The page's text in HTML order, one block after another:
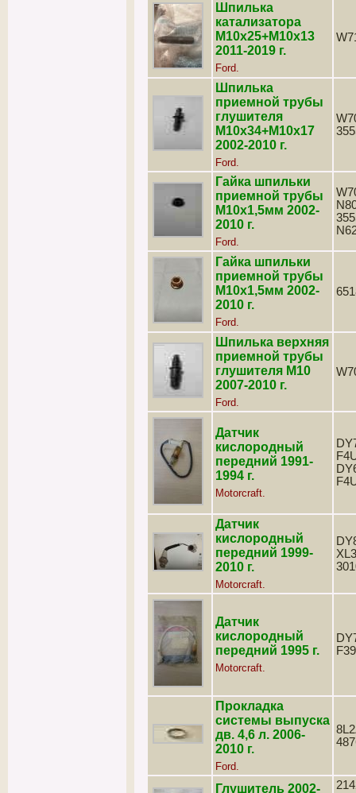
Шпилька
катализатора
М10х25+М10х13
2011-2019 г.
Ford.
Шпилька
приемной трубы
глушителя
М10х34+М10х17
2002-2010 г.
Ford.
Гайка шпильки
приемной трубы
М10х1,5мм 2002-
2010 г.
Ford.
Гайка шпильки
приемной трубы
М10х1,5мм 2002-
2010 г.
Ford.
Шпилька верхняя
приемной трубы
глушителя М10
2007-2010 г.
Ford.
Датчик
кислородный
передний 1991-
1994 г.
Motorcraft.
Датчик
кислородный
передний 1999-
2010 г.
Motorcraft.
Датчик
кислородный
передний 1995 г.
Motorcraft.
Прокладка
системы выпуска
дв. 4,6 л. 2006-
2010 г.
Ford.
Глушитель 2002-